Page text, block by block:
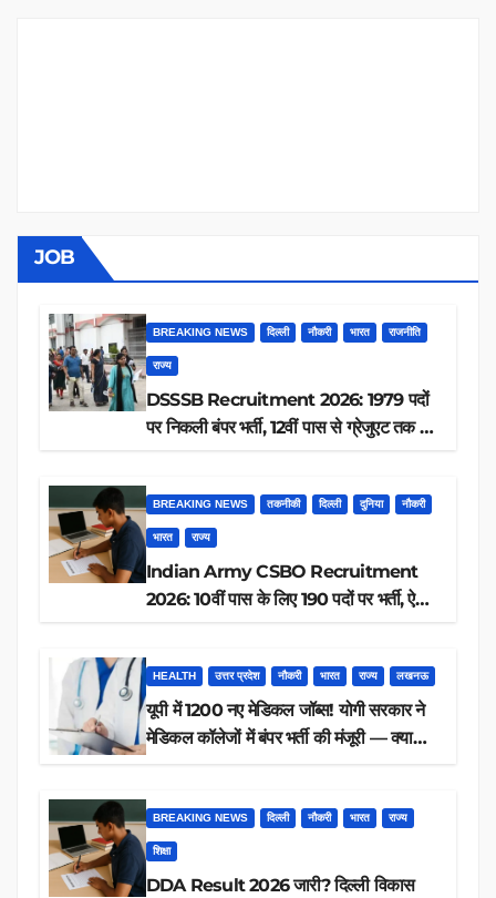
JOB
BREAKING NEWS दिल्ली नौकरी भारत राजनीति
राज्य
DSSSB Recruitment 2026: 1979 पदों
पर निकली बंपर भर्ती, 12वीं पास से ग्रेजुएट तक करें
BREAKING NEWS तकनीकी दिल्ली दुनिया नौकरी
भारत राज्य
Indian Army CSBO Recruitment
2026: 10वीं पास के लिए 190 पदों पर भर्ती, ऐसे
HEALTH उत्तर प्रदेश नौकरी भारत राज्य लखनऊ
यूपी में 1200 नए मेडिकल जॉब्स! योगी सरकार ने
मेडिकल कॉलेजों में बंपर भर्ती की मंजूरी — क्या
BREAKING NEWS दिल्ली नौकरी भारत राज्य
शिक्षा
DDA Result 2026 जारी? दिल्ली विकास